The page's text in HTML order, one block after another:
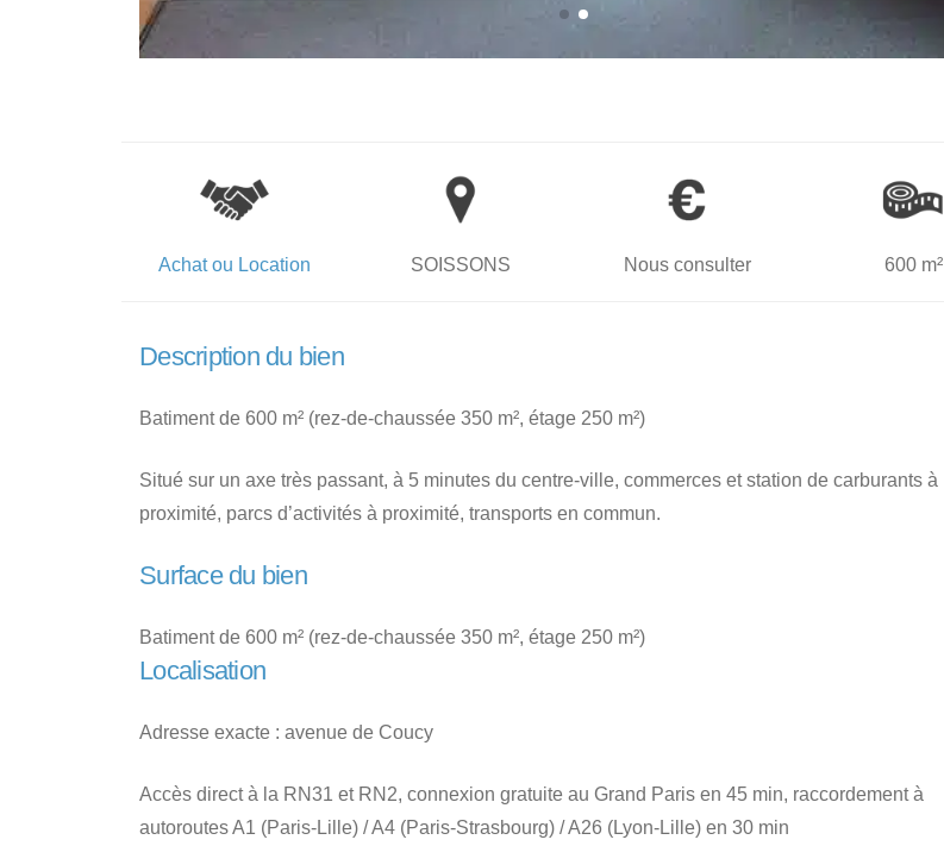
Achat ou Location SOISSONS Nous consulter 600 m²
Description du bien
Batiment de 600 m² (rez-de-chaussée 350 m², étage 250 m²)
Situé sur un axe très passant, à 5 minutes du centre-ville, commerces et station de carburants à
proximité, parcs d’activités à proximité, transports en commun.
Surface du bien
Batiment de 600 m² (rez-de-chaussée 350 m², étage 250 m²)
Localisation
Adresse exacte : avenue de Coucy
Accès direct à la RN31 et RN2, connexion gratuite au Grand Paris en 45 min, raccordement à
autoroutes A1 (Paris-Lille) / A4 (Paris-Strasbourg) / A26 (Lyon-Lille) en 30 min